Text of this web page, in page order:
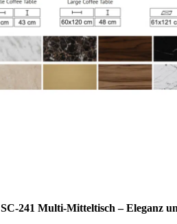
SC-241 Multi-Mitteltisch – Eleganz